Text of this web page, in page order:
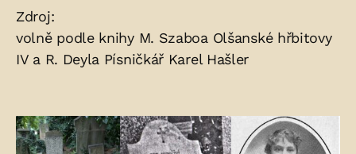
Zdroje:
Zdroj:
volně podle knihy M. Szaboa Olšanské hřbitovy
IV a R. Deyla Písničkář Karel Hašler
Fotogalerie: